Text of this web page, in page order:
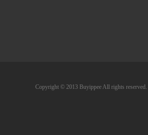
Copyright © 2013 Buyippee All rights reserved.